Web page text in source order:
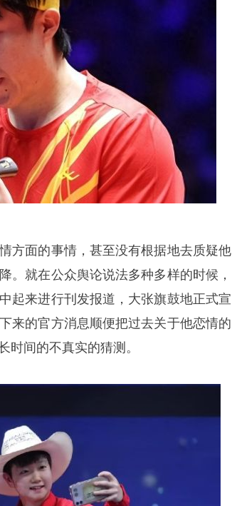
方面的事情，甚至没有根据地去质疑他
。就在公众舆论说法多种多样的时候，
起来进行刊发报道，大张旗鼓地正式宣
来的官方消息顺便把过去关于他恋情的
时间的不真实的猜测。